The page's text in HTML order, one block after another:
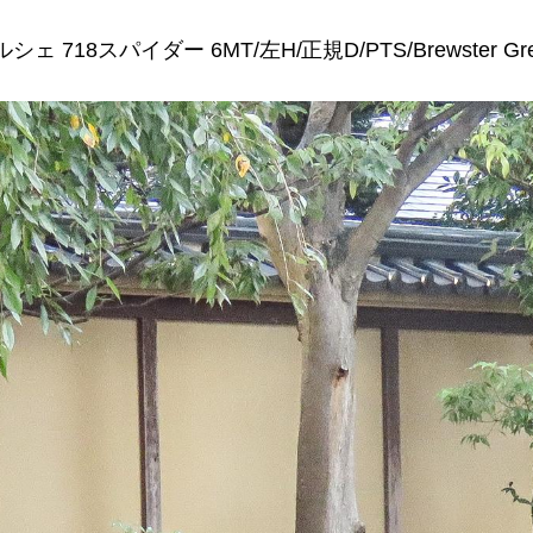
シェ 718スパイダー 6MT/左H/正規D/PTS/Brewster